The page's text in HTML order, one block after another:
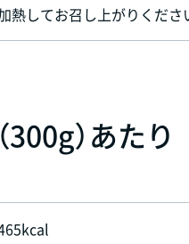
熱してお召し上がりくださ
）あたり